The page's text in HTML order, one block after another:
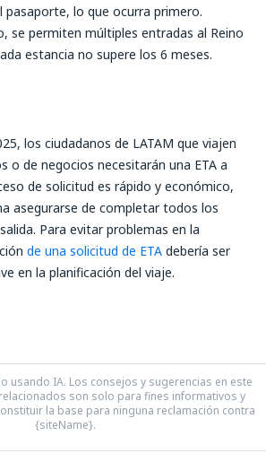
pasaporte, lo que ocurra primero.
se permiten múltiples entradas al Reino
estancia no supere los 6 meses.
los ciudadanos de LATAM que viajen
o de negocios necesitarán una ETA a
de solicitud es rápido y económico,
asegurarse de completar todos los
Para evitar problemas en la
de una solicitud de ETA debería ser
en la planificación del viaje.
usando IA. Los consejos y sugerencias en este
son solo para fines informativos y
la base para ninguna reclamación contra
{siteName}.